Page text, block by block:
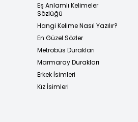
Eş Anlamlı Kelimeler
Sözlüğü
Hangi Kelime Nasıl Yazılır?
En Güzel Sözler
Metrobüs Durakları
Marmaray Durakları
Erkek İsimleri
Kız İsimleri